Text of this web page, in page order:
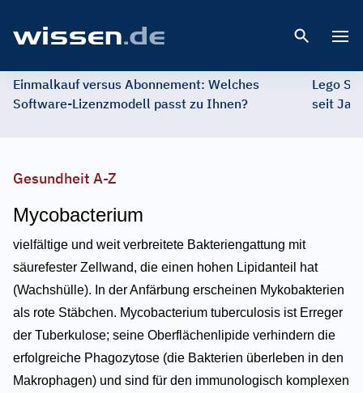
Einmalkauf versus Abonnement: Welches
Software-Lizenzmodell passt zu Ihnen?
Lego
seit
Gesundheit A-Z
Mycobacterium
vielfältige und weit verbreitete Bakteriengattung mit
säurefester Zellwand, die einen hohen Lipidanteil hat
(Wachshülle). In der Anfärbung erscheinen Mykobakterien
als rote Stäbchen. Mycobacterium tuberculosis ist Erreger
der Tuberkulose; seine Oberflächenlipide verhindern die
erfolgreiche Phagozytose (die Bakterien überleben in den
Makrophagen) und sind für den immunologisch komplexen